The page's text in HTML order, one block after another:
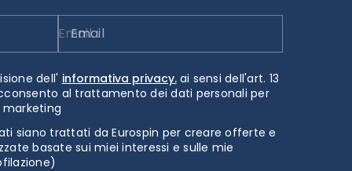
Email
dell' informativa privacy.ai sensi dell'art. 13
al trattamento dei dati personali per
siano trattati da Eurospin per creare offerte e
basate sui miei interessi e sulle mie